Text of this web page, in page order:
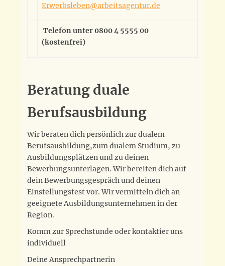
Erwerbsleben@arbeitsagentur.de
Telefon unter 0800 4 5555 00
(kostenfrei)
Beratung duale
Berufsausbildung
Wir beraten dich persönlich zur dualem
Berufsausbildung,zum dualem Studium, zu
Ausbildungsplätzen und zu deinen
Bewerbungsunterlagen. Wir bereiten dich auf
dein Bewerbungsgespräch und deinen
Einstellungstest vor. Wir vermitteln dich an
geeignete Ausbildungsunternehmen in der
Region.
Komm zur Sprechstunde oder kontaktier uns
individuell
Deine Ansprechpartnerin